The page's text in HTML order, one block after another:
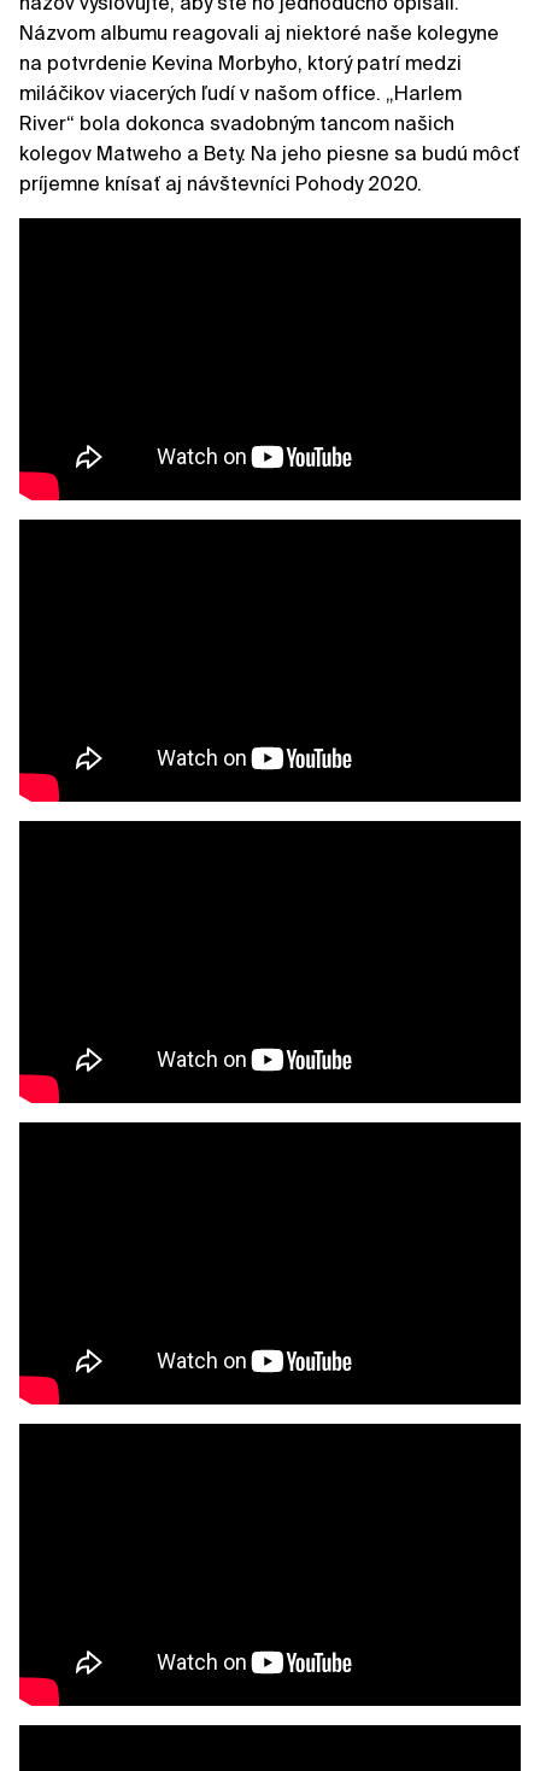
Názvom albumu reagovali aj niektoré naše kolegyne
na potvrdenie Kevina Morbyho, ktorý patrí medzi
miláčikov viacerých ľudí v našom office. „Harlem
River“ bola dokonca svadobným tancom našich
kolegov Matweho a Bety. Na jeho piesne sa budú môcť
príjemne knísať aj návštevníci Pohody 2020.